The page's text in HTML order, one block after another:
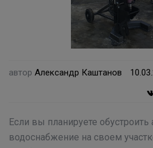
автор Александр Каштанов
Если вы планируете
водоснабжение на своем